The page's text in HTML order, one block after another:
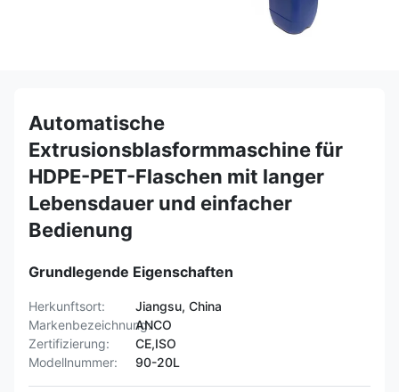
Automatische
Extrusionsblasformmaschine für
HDPE-PET-Flaschen mit langer
Lebensdauer und einfacher
Bedienung
Grundlegende Eigenschaften
Herkunftsort:
Jiangsu, China
Markenbezeichnung:ANCO
Zertifizierung:
CE,ISO
Modellnummer:
90-20L